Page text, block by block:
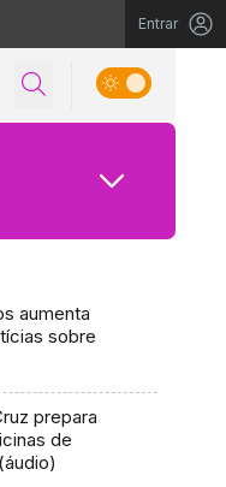
Entrar
aumenta
sobre
prepara
de